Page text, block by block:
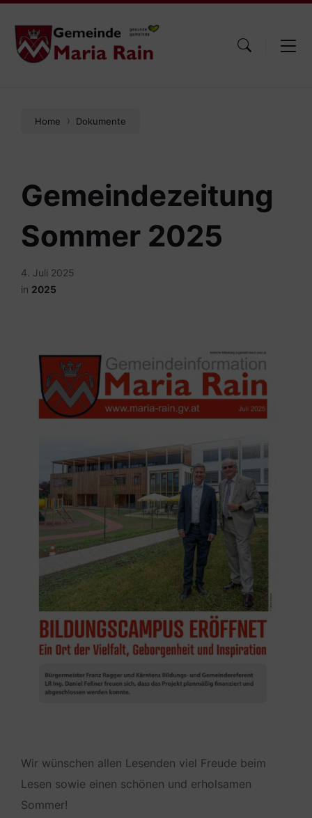
Skip
content
Skip
main
navigation
Skip
footer
Home Dokumente
Gemeindezeitung
Sommer 2025
4. Juli 2025
in 2025
Wir wünschen allen Lesenden viel Freude beim
Lesen sowie einen schönen und erholsamen
Sommer!